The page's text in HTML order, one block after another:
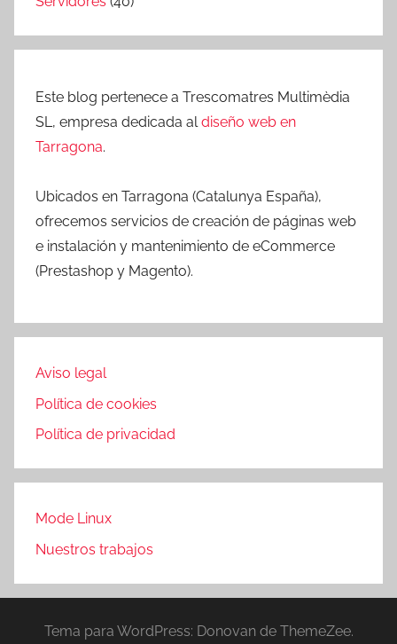
Este blog pertenece a Trescomatres Multimèdia
SL, empresa dedicada aldiseño web en
Tarragona.
Ubicados en Tarragona (Catalunya España),
ofrecemos servicios de creación de páginas web
e instalación y mantenimiento de eCommerce
(Prestashop y Magento).
Aviso legal
Política de cookies
Política de privacidad
Mode Linux
Nuestros trabajos
Tema para WordPress: Donovan de ThemeZee.